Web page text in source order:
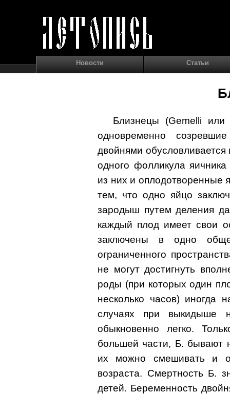
Новости Статьи
Близнецы (Gemelli
одновременно
двойнями
одного фолликула
из них и оплодотворенные
тем, что одно яйцо
зародыш путем деления
каждый плод имеет свои
заключены в одно
ограниченного
не могут достигнуть
роды (при которых один
несколько часов) иногда
случаях при выкидыше
обыкновенно легко.
большей части, Б. бывают
их можно смешивать и
возраста. Смертность Б.
детей. Беременность